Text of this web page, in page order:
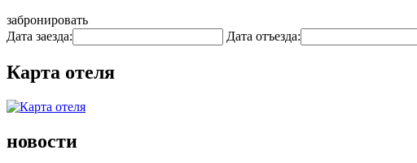
забронировать
Дата заезда:
Дата отъезда:
Карта отеля
новости